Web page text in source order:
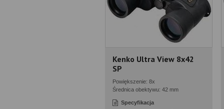
Kenko Ultra View 8x42
SP
Powiększenie: 8x
Średnica obektywu: 42 mm
Specyfikacja